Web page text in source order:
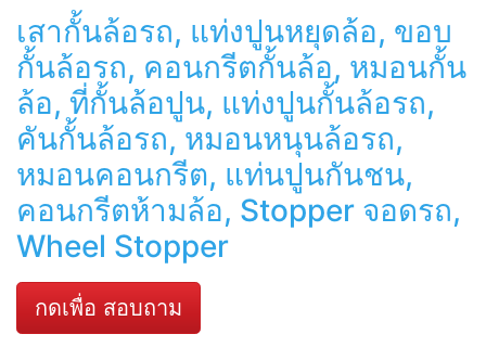
เสากั้นล้อรถ, แท่งปูนหยุดล้อ, ขอบ
กั้นล้อรถ, คอนกรีตกั้นล้อ, หมอนกั้น
ล้อ, ที่กั้นล้อปูน, แท่งปูนกั้นล้อรถ,
คันกั้นล้อรถ, หมอนหนุนล้อรถ,
หมอนคอนกรีต, แท่นปูนกันชน,
คอนกรีตห้ามล้อ, Stopper จอดรถ,
Wheel Stopper
กดเพื่อ สอบถาม